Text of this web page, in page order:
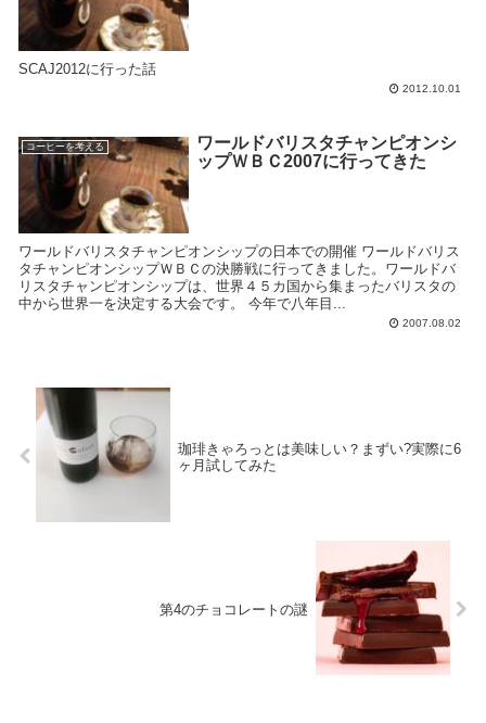
SCAJ2012に行った話
2012.10.01
コーヒーを考える
ワールドバリスタチャンピオンシ
ップＷＢＣ2007に行ってきた
ワールドバリスタチャンピオンシップの日本での開催 ワールドバリス
タチャンピオンシップＷＢＣの決勝戦に行ってきました。ワールドバ
リスタチャンピオンシップは、世界４５カ国から集まったバリスタの
中から世界一を決定する大会です。 今年で八年目...
2007.08.02
珈琲きゃろっとは美味しい？まずい?実際に6
ヶ月試してみた
第4のチョコレートの謎